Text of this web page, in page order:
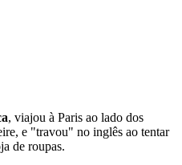
, viajou à Paris ao lado dos
e "travou" no inglês ao tentar
de roupas.